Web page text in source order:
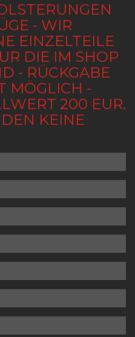
- WIR
EINZELTEILE
DIE IM SHOP
- RÜCKGABE
MÖGLICH -
200 EUR.
KEINE